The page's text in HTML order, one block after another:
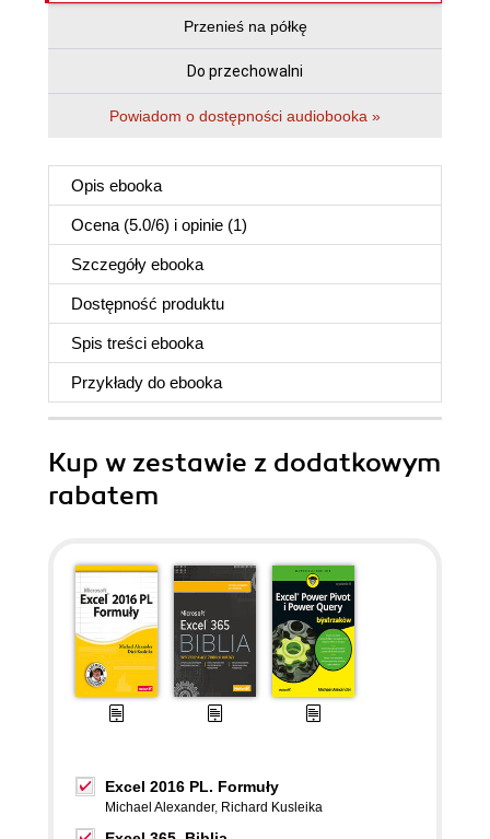
Przenieś na półkę
Do przechowalni
Powiadom o dostępności audiobooka »
Opis ebooka
Ocena (5.0/6) i opinie (1)
Szczegóły ebooka
Dostępność produktu
Spis treści ebooka
Przykłady do ebooka
Kup w zestawie z dodatkowym
rabatem
Excel 2016 PL. Formuły
Michael Alexander, Richard Kusleika